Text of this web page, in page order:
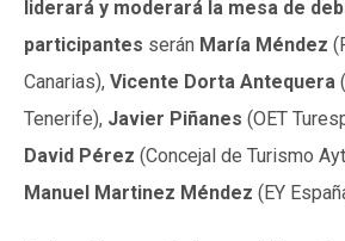
liderará y moderará la mesa de
participantes serán María Méndez
Canarias), Vicente Dorta Antequera
Tenerife), Javier Piñanes (OET
David Pérez (Concejal de Turismo
Manuel Martinez Méndez (EY